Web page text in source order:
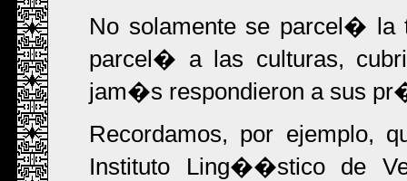
No solamente se parcel�
parcel� a las culturas,
jam�s respondieron a sus
Recordamos, por
Instituto Ling��stico de